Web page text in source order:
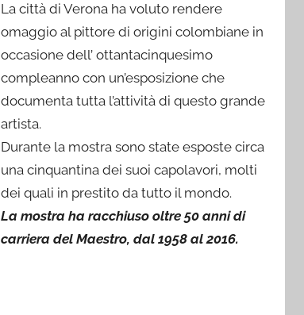
La città di Verona ha voluto rendere
omaggio al pittore di origini colombiane in
occasione dell’ ottantacinquesimo
compleanno con un’esposizione che
documenta tutta l’attività di questo grande
artista.
Durante la mostra sono state esposte circa
una cinquantina dei suoi capolavori, molti
dei quali in prestito da tutto il mondo.
La mostra ha racchiuso oltre 50 anni di
carriera del Maestro, dal 1958 al 2016.